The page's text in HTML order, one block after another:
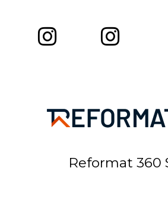
Reformat 360